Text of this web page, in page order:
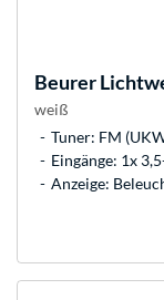
Beurer
weiß
Tuner: FM
Eingänge: 1x
Anzeige: